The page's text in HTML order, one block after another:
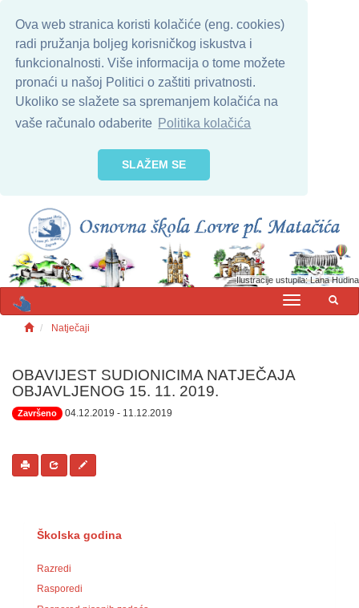
Ova web stranica koristi kolačiće (eng. cookies)
radi pružanja boljeg korisničkog iskustva i
funkcionalnosti. Više informacija o tome možete
pronaći u našoj Politici o zaštiti privatnosti.
Ukoliko se slažete sa spremanjem kolačića na
vaše računalo odaberite Politika kolačića
SLAŽEM SE
Ilustracije ustupila: Lana Hudina
MENU
Natječaji
OBAVIJEST SUDIONICIMA NATJEČAJA
OBJAVLJENOG 15. 11. 2019.
Završeno 04.12.2019 - 11.12.2019
Školska godina
Razredi
Rasporedi